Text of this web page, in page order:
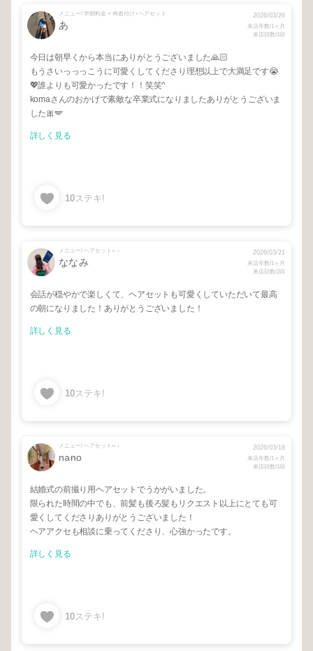
メニュー/ 早朝料金 + 袴着付け⋆ヘアセット
あ
2026/03/26
来店年数/1ヶ月
来店回数/1回
今日は朝早くから本当にありがとうございました🙏🏻
もうさいっっっこうに可愛くしてくださり理想以上で大満足です😭
💖誰よりも可愛かったです！！笑笑^
komaさんのおかげで素敵な卒業式になりましたありがとうございま
した🎀🪽
詳しく見る
10ステキ!
メニュー/ ヘアセット⑅ ⋆
ななみ
2026/03/21
来店年数/1ヶ月
来店回数/2回
会話が穏やかで楽しくて、ヘアセットも可愛くしていただいて最高
の朝になりました！ありがとうございました！
詳しく見る
10ステキ!
メニュー/ ヘアセット⑅ ⋆
nano
2026/03/18
来店年数/1ヶ月
来店回数/1回
結婚式の前撮り用ヘアセットでうかがいました。
限られた時間の中でも、前髪も後ろ髪もリクエスト以上にとても可
愛くしてくださりありがとうございました！
ヘアアクセも相談に乗ってくださり、心強かったです。
詳しく見る
10ステキ!